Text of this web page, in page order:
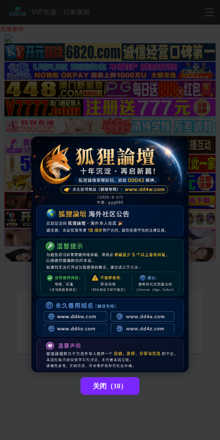
VIP充值 订单查询
充值积分
空间已被锁定无法访问，如有疑问请联系管
理员
[ 点击这里返回上一页 ]
关闭（10）